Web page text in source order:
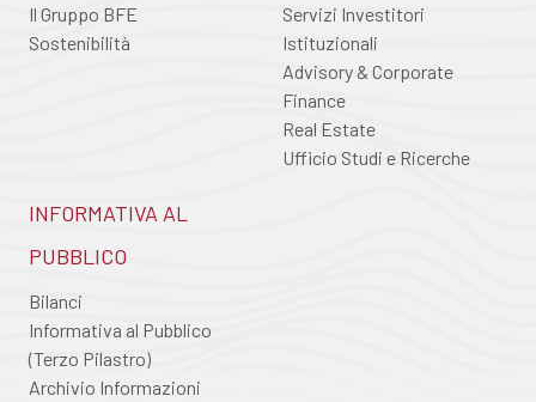
Il Gruppo BFE
Sostenibilità
Servizi Investitori
Istituzionali
Advisory & Corporate
Finance
Real Estate
Ufficio Studi e Ricerche
INFORMATIVA AL
PUBBLICO
Bilanci
Informativa al Pubblico
(Terzo Pilastro)
Archivio Informazioni